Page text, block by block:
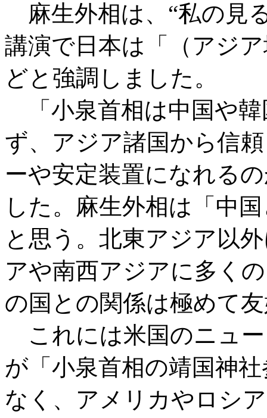
麻生外相は、“私の見
講演で日本は「（アジ
どと強調しました。
「小泉首相は中国や
ず、アジア諸国から信
ーや安定装置になれる
した。麻生外相は「中
と思う。北東アジア以
アや南西アジアに多く
の国との関係は極めて
これには米国のニュ
が「小泉首相の靖国神
なく、アメリカやロシ